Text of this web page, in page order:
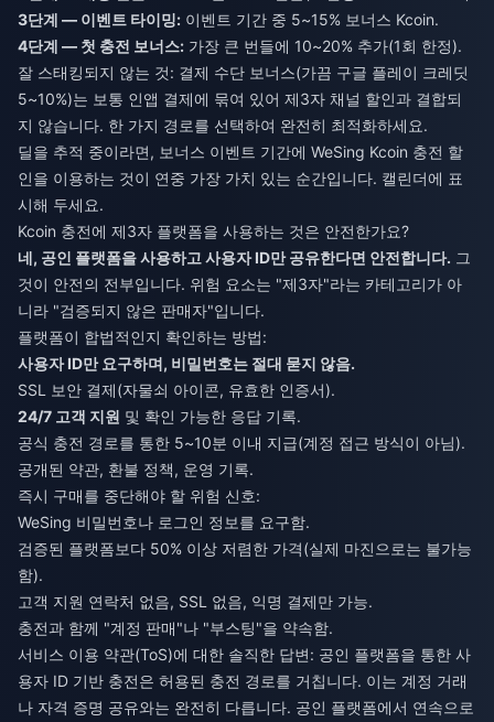
3단계 — 이벤트 타이밍: 이벤트 기간 중 5~15% 보너스 Kcoin.
4단계 — 첫 충전 보너스: 가장 큰 번들에 10~20% 추가(1회 한정).
잘 스태킹되지 않는 것: 결제 수단 보너스(가끔 구글 플레이 크레딧
5~10%)는 보통 인앱 결제에 묶여 있어 제3자 채널 할인과 결합되
지 않습니다. 한 가지 경로를 선택하여 완전히 최적화하세요.
딜을 추적 중이라면, 보너스 이벤트 기간에 WeSing Kcoin 충전 할
인을 이용하는 것이 연중 가장 가치 있는 순간입니다. 캘린더에 표
시해 두세요.
Kcoin 충전에 제3자 플랫폼을 사용하는 것은 안전한가요?
네, 공인 플랫폼을 사용하고 사용자 ID만 공유한다면 안전합니다. 그
것이 안전의 전부입니다. 위험 요소는 "제3자"라는 카테고리가 아
니라 "검증되지 않은 판매자"입니다.
플랫폼이 합법적인지 확인하는 방법:
사용자 ID만 요구하며, 비밀번호는 절대 묻지 않음.
SSL 보안 결제(자물쇠 아이콘, 유효한 인증서).
24/7 고객 지원 및 확인 가능한 응답 기록.
공식 충전 경로를 통한 5~10분 이내 지급(계정 접근 방식이 아님).
공개된 약관, 환불 정책, 운영 기록.
즉시 구매를 중단해야 할 위험 신호:
WeSing 비밀번호나 로그인 정보를 요구함.
검증된 플랫폼보다 50% 이상 저렴한 가격(실제 마진으로는 불가능
함).
고객 지원 연락처 없음, SSL 없음, 익명 결제만 가능.
충전과 함께 "계정 판매"나 "부스팅"을 약속함.
서비스 이용 약관(ToS)에 대한 솔직한 답변: 공인 플랫폼을 통한 사
용자 ID 기반 충전은 허용된 충전 경로를 거칩니다. 이는 계정 거래
나 자격 증명 공유와는 완전히 다릅니다. 공인 플랫폼에서 연속으로